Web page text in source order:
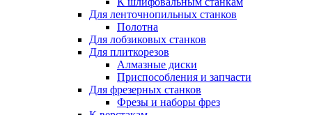
Для ленточнопильных станков
Полотна
Для лобзиковых станков
Для плиткорезов
Алмазные диски
Приспособления и запчасти
Для фрезерных станков
Фрезы и наборы фрез